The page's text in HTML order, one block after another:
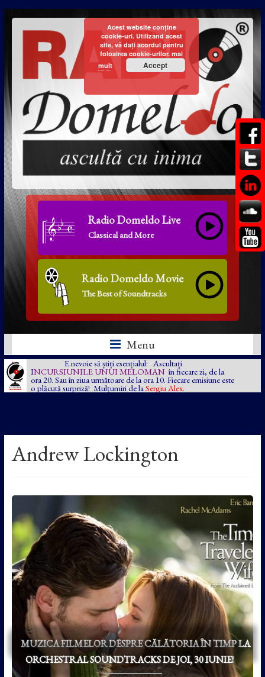
Radio Domeldo Live
Classical and More
Radio Domeldo Movie
The Best of Soundtracks
Menu
E nevoie să știți esențialul: Ascultați
INCURSIUNILE UNUI MELOMAN în fiecare zi, de la
ora 20. Sau în ziua următoare de la ora 10. Fiecare emisiune este
o plăcută surpriză! Mulțumiri de la Sergiu Alex.
Andrew Lockington
MUZICA FILMELOR DESPRE CĂLĂTORIA ÎN TIMP LA
ORCHESTRAL SOUNDTRACKS DE JOI, 30 IUNIE!
Acest website conține
cookie-uri. Utilizând acest
site, vă dați acordul pentru
folosirea cookie-urilor. mai
mult
Accept